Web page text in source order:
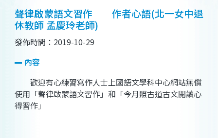
聲律啟蒙語文習作 作者心語(北一女中退
休教師 孟慶玲老師)
發佈時間：2019-10-29
內容
歡迎有心練習寫作人士上國語文學科中心網站無償
使用「聲律啟蒙語文習作」和「今月照古道古文閱讀心
得習作」